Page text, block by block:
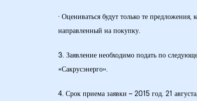
· Оцениваться будут только те
направленный на покупку.
3. Заявление необходимо подать по
«Сакрусэнерго».
4. Срок приема заявки – 2015 год. 21